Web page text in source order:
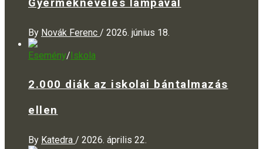
Gyermeknevelés lámpával
By Novák Ferenc / 2026. június 18.
Esemény/Iskola
2.000 diák az iskolai bántalmazás
ellen
By Katedra / 2026. április 22.